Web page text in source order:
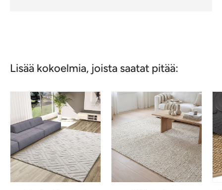
Lisää kokoelmia, joista saatat pitää: